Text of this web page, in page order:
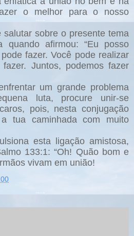
o melhor para o nosso
salutar sobre o presente tema
quando afirmou: “Eu posso
fazer. Você pode realizar
Juntos, podemos fazer
um grande problema
luta, procure unir-se
pois, nesta conjugação
a tua caminhada com muito
esta ligação amistosa,
133:1: “Oh! Quão bom e
vivam em união!